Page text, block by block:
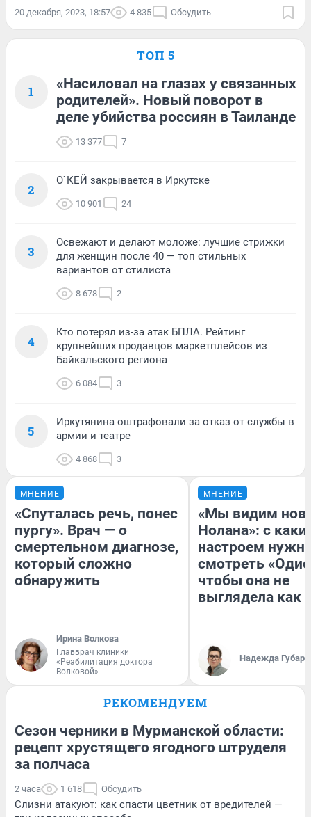
20 декабря, 2023, 18:57 4 835 Обсудить
ТОП 5
1
«Насиловал на глазах у связанных
родителей». Новый поворот в
деле убийства россиян в Таиланде
13 377 7
2
О`КЕЙ закрывается в Иркутске
10 901 24
3
Освежают и делают моложе: лучшие стрижки
для женщин после 40 — топ стильных
вариантов от стилиста
8 678 2
4
Кто потерял из-за атак БПЛА. Рейтинг
крупнейших продавцов маркетплейсов из
Байкальского региона
6 084 3
5
Иркутянина оштрафовали за отказ от службы в
армии и театре
4 868 3
МНЕНИЕ
«Спуталась речь, понес
пургу». Врач — о
смертельном диагнозе,
который сложно
обнаружить
Ирина Волкова
Главврач клиники
«Реабилитация доктора
Волковой»
МНЕНИЕ
«Мы видим
Нолана»: с
настроем
смотреть
чтобы она не
выглядела как
Надежда Губарь
РЕКОМЕНДУЕМ
Сезон черники в Мурманской области:
рецепт хрустящего ягодного штруделя
за полчаса
2 часа 1 618 Обсудить
Слизни атакуют: как спасти цветник от вредителей —